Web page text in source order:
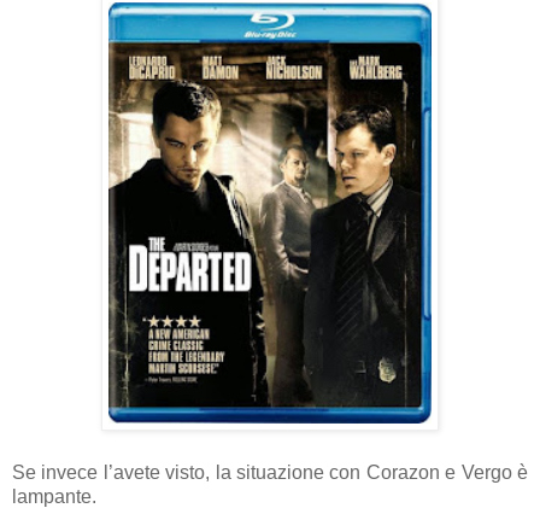
Se invece l’avete visto, la situazione con Corazon e Vergo è
lampante.